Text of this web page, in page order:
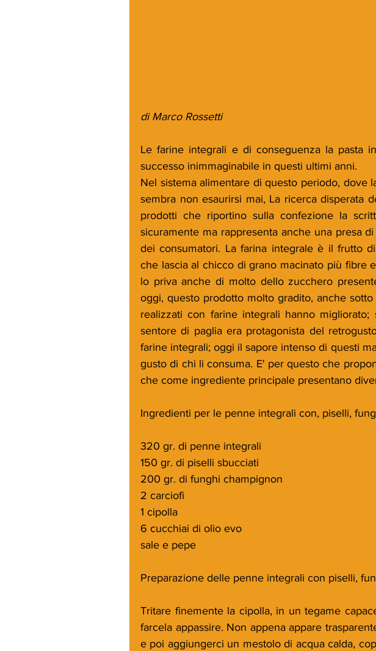
di Marco Rossetti
Le farine integrali e di conseguenza la pasta
successo inimmaginabile in questi ultimi anni.
Nel sistema alimentare di questo periodo, dove
sembra non esaurirsi mai, La ricerca disperata
prodotti che riportino sulla confezione la
sicuramente ma rappresenta anche una presa
dei consumatori. La farina integrale è il frutto
che lascia al chicco di grano macinato più fibre
lo priva anche di molto dello zucchero
oggi, questo prodotto molto gradito, anche
realizzati con farine integrali hanno
sentore di paglia era protagonista del
farine integrali; oggi il sapore intenso di questi
gusto di chi li consuma. E' per questo che
che come ingrediente principale presentano
Ingredienti per le penne integrali con, piselli,
320 gr. di penne integrali
150 gr. di piselli sbucciati
200 gr. di funghi champignon
2 carciofi
1 cipolla
6 cucchiai di olio evo
sale e pepe
Preparazione delle penne integrali con piselli,
Tritare finemente la cipolla, in un tegame
farcela appassire. Non appena appare
e poi aggiungerci un mestolo di acqua calda,